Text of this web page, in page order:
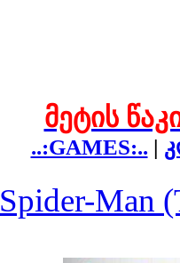
მეტის
..:GAMES:.. |
Spider-Man